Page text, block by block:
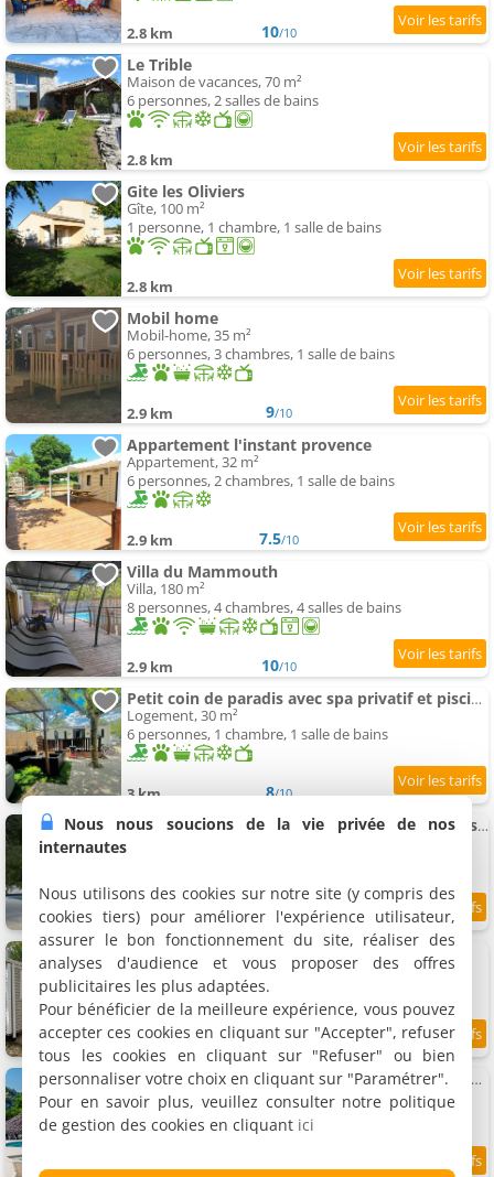
2.8 km 10/10
Le Trible
Maison de vacances, 70 m²
6 personnes, 2 salles de bains
2.8 km
Gite les Oliviers
Gîte, 100 m²
1 personne, 1 chambre, 1 salle de bains
2.8 km
Mobil home
Mobil-home, 35 m²
6 personnes, 3 chambres, 1 salle de bains
2.9 km 9/10
Appartement l'instant provence
Appartement, 32 m²
6 personnes, 2 chambres, 1 salle de bains
2.9 km 7.5/10
Villa du Mammouth
Villa, 180 m²
8 personnes, 4 chambres, 4 salles de bains
2.9 km 10/10
Petit coin de paradis avec spa privatif et piscine et accessoires rivière
Logement, 30 m²
6 personnes, 1 chambre, 1 salle de bains
3 km 8/10
Bungalow pour 4p next to Ardeche - Airco, piscine et direct River Access
3 km 8.5/10
Mobil-home au bord de l'Ardèche
Mobil-home, 35 m²
4 personnes, 2 chambres, 1 salle de bains
3 km
Bungalow Charmant a Sampzon 32 m² avec Vue Montagne
Mobil-home, 32 m²
4 personnes, 2 chambres, 1 salle de bains
Nous nous soucions de la vie privée de nos
internautes
Nous utilisons des cookies sur notre site (y compris des
cookies tiers) pour améliorer l'expérience utilisateur,
assurer le bon fonctionnement du site, réaliser des
analyses d'audience et vous proposer des offres
publicitaires les plus adaptées.
Pour bénéficier de la meilleure expérience, vous pouvez
accepter ces cookies en cliquant sur "Accepter", refuser
tous les cookies en cliquant sur "Refuser" ou bien
personnaliser votre choix en cliquant sur "Paramétrer".
Pour en savoir plus, veuillez consulter notre politique
de gestion des cookies en cliquant ici